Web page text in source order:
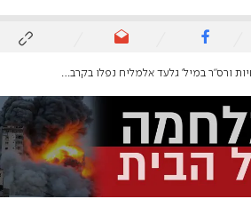
ורס"ר במיל' גלעד אלמליח נפלו בקרב בלבנון